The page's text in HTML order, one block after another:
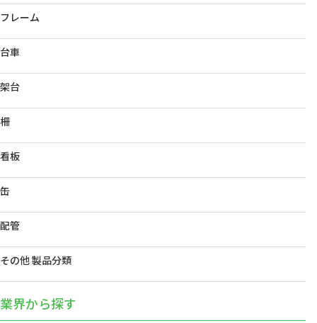
フレーム
台車
架台
柵
看板
缶
配管
その他 製品分類
業界から探す